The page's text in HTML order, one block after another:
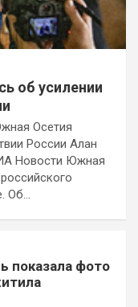
об усилении
Осетия
России Алан
Новости Южная
Об…
показала фото